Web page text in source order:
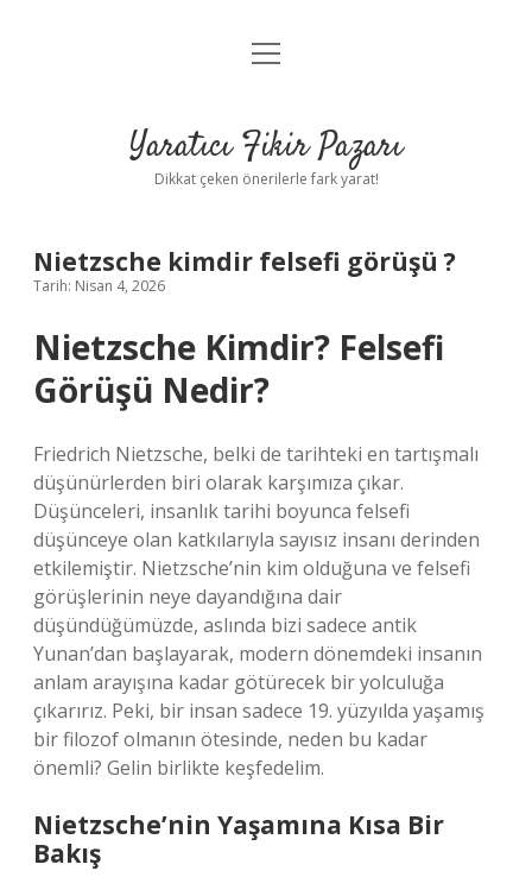
Anasayfa
Yasal Uyarı
menüyü
Yaratıcı Fikir Pazarı
Dikkat çeken önerilerle fark yarat!
Nietzsche kimdir felsefi görüşü ?
Tarih: Nisan 4, 2026
Nietzsche Kimdir? Felsefi
Görüşü Nedir?
Friedrich Nietzsche, belki de tarihteki en tartışmalı
düşünürlerden biri olarak karşımıza çıkar.
Düşünceleri, insanlık tarihi boyunca felsefi
düşünceye olan katkılarıyla sayısız insanı derinden
etkilemiştir. Nietzsche’nin kim olduğuna ve felsefi
görüşlerinin neye dayandığına dair
düşündüğümüzde, aslında bizi sadece antik
Yunan’dan başlayarak, modern dönemdeki insanın
anlam arayışına kadar götürecek bir yolculuğa
çıkarırız. Peki, bir insan sadece 19. yüzyılda yaşamış
bir filozof olmanın ötesinde, neden bu kadar
önemli? Gelin birlikte keşfedelim.
Nietzsche’nin Yaşamına Kısa Bir
Bakış